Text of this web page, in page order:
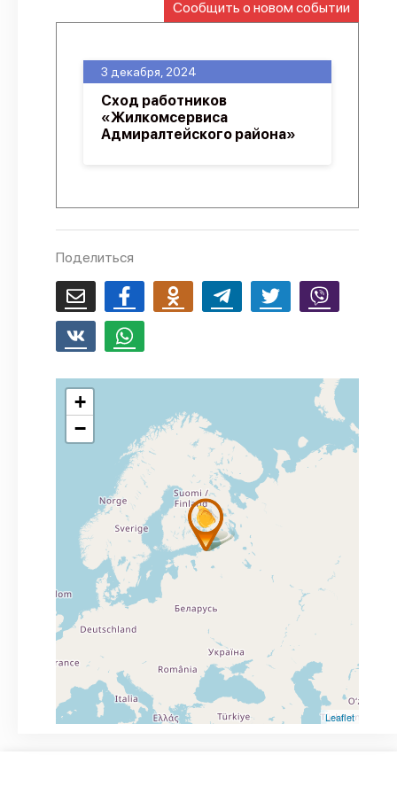
О проекте
Сообщить о новом событии
3 декабря, 2024
Сход работников
«Жилкомсервиса
Адмиралтейского района»
Поделиться
+
−
Leaflet